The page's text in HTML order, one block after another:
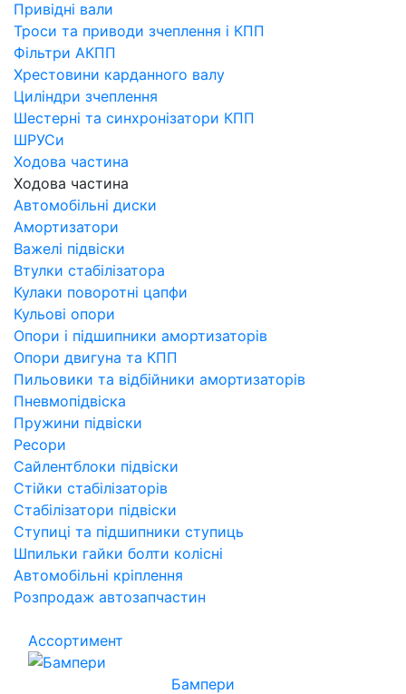
Привідні вали
Троси та приводи зчеплення і КПП
Фільтри АКПП
Хрестовини карданного валу
Циліндри зчеплення
Шестерні та синхронізатори КПП
ШРУСи
Ходова частина
Ходова частина
Автомобільні диски
Амортизатори
Важелі підвіски
Втулки стабілізатора
Кулаки поворотні цапфи
Кульові опори
Опори і підшипники амортизаторів
Опори двигуна та КПП
Пильовики та відбійники амортизаторів
Пневмопідвіска
Пружини підвіски
Ресори
Сайлентблоки підвіски
Стійки стабілізаторів
Стабілізатори підвіски
Ступиці та підшипники ступиць
Шпильки гайки болти колісні
Автомобільні кріплення
Розпродаж автозапчастин
Ассортимент
Бампери